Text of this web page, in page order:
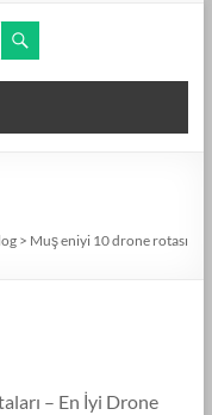
> Muş eniyi 10 drone rotası
– En İyi Drone